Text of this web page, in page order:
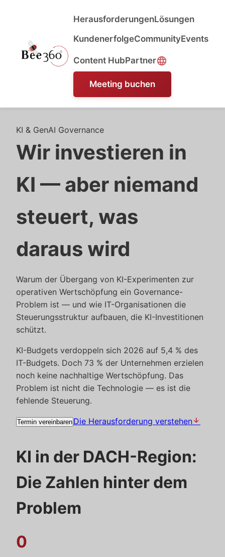
HerausforderungenLösungen
KundenerfolgeCommunityEvents
Content HubPartner
Meeting buchen
KI & GenAI Governance
Wir investieren in
KI — aber niemand
steuert, was
daraus wird
Warum der Übergang von KI-Experimenten zur
operativen Wertschöpfung ein Governance-
Problem ist — und wie IT-Organisationen die
Steuerungsstruktur aufbauen, die KI-Investitionen
schützt.
KI-Budgets verdoppeln sich 2026 auf 5,4 % des
IT-Budgets. Doch 73 % der Unternehmen erzielen
noch keine nachhaltige Wertschöpfung. Das
Problem ist nicht die Technologie — es ist die
fehlende Steuerung.
Termin vereinbaren Die Herausforderung verstehenarrow_downward
KI in der DACH-Region:
Die Zahlen hinter dem
Problem
0